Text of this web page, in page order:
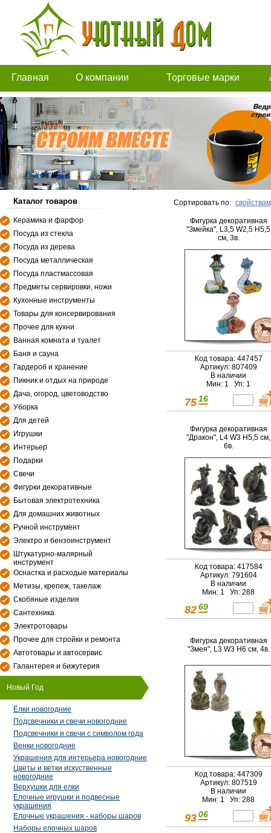
Главная О компании Торговые марки
Каталог товаров
Керамика и фарфор
Посуда из стекла
Посуда из дерева
Посуда металлическая
Посуда пластмассовая
Предметы сервировки, ножи
Кухонные инструменты
Товары для консервирования
Прочее для кухни
Ванная комната и туалет
Баня и сауна
Гардероб и хранение
Пикник и отдых на природе
Дача, огород, цветоводство
Уборка
Для детей
Игрушки
Интерьер
Подарки
Свечи
Фигурки декоративные
Бытовая электротехника
Для домашних животных
Ручной инструмент
Электро и бензоинструмент
Штукатурно-малярный
инструмент
Оснастка и расходые материалы
Метизы, крепеж, такелаж
Скобяные изделия
Сантехника
Электротовары
Прочее для стройки и ремонта
Автотовары и автосервис
Галантерея и бижутерия
Новый Год
Ёлки новогодние
Подсвечники и свечи новогодние
Подсвечники и свечи с символом года
Венки новогодние
Украшения для интерьера новогодние
Цветы и ветки искуственные
новогодние
Верхушки для елки
Елочные игрушки и подвесные
украшения
Елочные украшения - наборы шаров
Наборы елочных шаров
Сортировать по: свойствам
Фигурка декоративная
"Змейка", L3,5 W2,5 H5,5
см, 3в.
Код товара: 447457
Артикул: 807409
В наличии
Мин: 1 Уп: 1
75 16
Фигурка декоративная
"Дракон", L4 W3 H5,5 см,
6в.
Код товара: 417584
Артикул: 791604
В наличии
Мин: 1 Уп: 288
82 69
Фигурка декоративная
"Змея", L3 W3 H6 см, 4в.
Код товара: 447309
Артикул: 807519
В наличии
Мин: 1 Уп: 288
93 06